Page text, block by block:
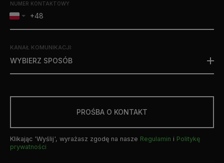
NUMER KONTAKTOWY
KANAŁ KOMUNIKACJI:
WYBIERZ SPOSÓB
PROŚBA O KONTAKT
Klikając 'Wyślij', wyrażasz zgodę na nasze Regulamin i Politykę
prywatności